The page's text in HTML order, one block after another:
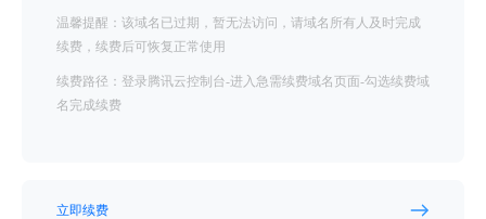
温馨提醒：该域名已过期，暂无法访问，请域名所有人及时完成
续费，续费后可恢复正常使用
续费路径：登录腾讯云控制台-进入急需续费域名页面-勾选续费域
名完成续费
立即续费